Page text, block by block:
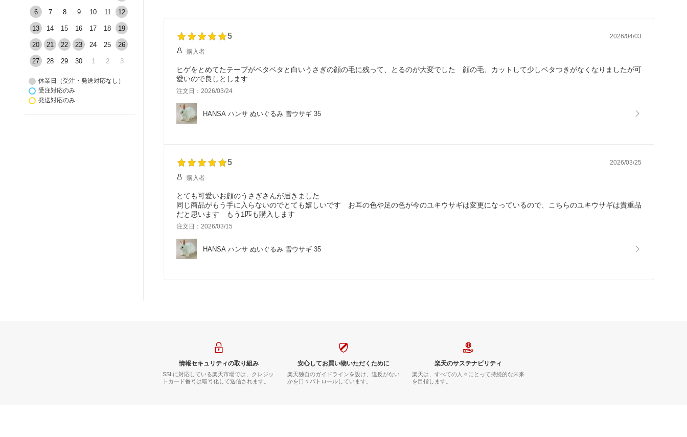
6 7 8 9 10 11 12
13 14 15 16 17 18 19
20 21 22 23 24 25 26
27 28 29 30 1 2 3
休業日（受注・発送対応なし）
受注対応のみ
発送対応のみ
5 2026/04/03
購入者
ヒゲをとめてたテープがベタベタと白いうさぎの顔の毛に残って、とるのが大変でした 顔の毛、カットして少しベタつきがなくなりましたが可
愛いので良しとします
注文日：2026/03/24
HANSA ハンサ ぬいぐるみ 雪ウサギ 35
5 2026/03/25
購入者
とても可愛いお顔のうさぎさんが届きました
同じ商品がもう手に入らないのでとても嬉しいです お耳の色や足の色が今のユキウサギは変更になっているので、こちらのユキウサギは貴重品
だと思います もう1匹も購入します
注文日：2026/03/15
HANSA ハンサ ぬいぐるみ 雪ウサギ 35
情報セキュリティの取り組み
SSLに対応している楽天市場では、クレジッ
トカード番号は暗号化して送信されます。
安心してお買い物いただくために
楽天独自のガイドラインを設け、違反がない
かを日々パトロールしています。
楽天のサステナビリティ
楽天は、すべての人々にとって持続的な未来
を目指します。